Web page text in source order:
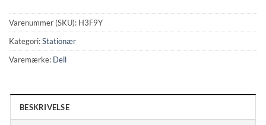
Varenummer (SKU): H3F9Y
Kategori:Stationær
Varemærke: Dell
BESKRIVELSE